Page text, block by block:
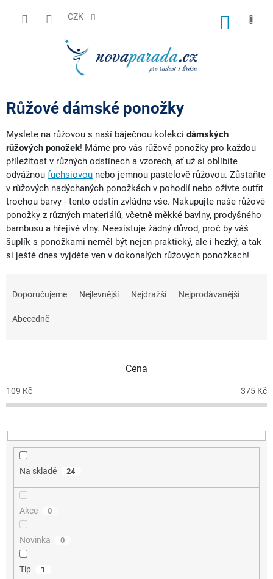
CZK
Růžové dámské ponožky
Myslete na růžovou s naší báječnou kolekcí dámských
růžových ponožek! Máme pro vás růžové ponožky pro každou
příležitost v různých odstínech a vzorech, ať už si oblíbíte
odvážnou fuchsiovou nebo jemnou pastelově růžovou. Zůstaňte
v růžových nadýchaných ponožkách v pohodlí nebo oživte outfit
trochou barvy - tento odstín zvládne vše. Nakupujte naše růžové
ponožky z různých materiálů, včetně měkké bavlny, prodyšného
bambusu a hřejivé vlny. Neexistuje žádný důvod, proč by váš
šuplík s ponožkami neměl být nejen praktický, ale i hezký, a tak
si ještě dnes vyjděte ven v dokonalých růžových ponožkách!
u
k
ů
Doporučujeme Nejlevnější Nejdražší Nejprodávanější
Abecedně
Cena
109 Kč 375 Kč
Na skladě 24
Akce 0
Novinka 0
Tip 1